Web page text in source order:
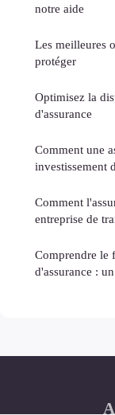
notre aide
Les meilleures
protéger
Optimisez la
d'assurance
Comment une
investissement
Comment
entreprise de
Comprendre le
d'assurance :